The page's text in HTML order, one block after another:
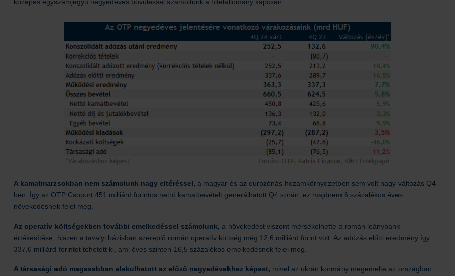
A kamatmarzsokban nem számolunk nagy eltéréssel, a magyar és az eurózónás hozamkörnyezetben sem volt nagy változás Q4-
ben. Így az OTP Csoport 451 milliárd forintos nettó kamatbevételt generálhatott Q4 során, ez majdnem 6 százalékos éves
növekedésnek felel meg.
Az operatív költségekben további emelkedéssel számolunk, a növekedést viszont mérsékelhette a román leánybank
értékesítése, hiszen a tavalyi bázisban szereplő román operatív költség még 12,6 milliárd forint volt. Az adózás előtti eredmény így
337,6 milliárd forintot tehetett ki, ami éves szinten 16,5 százalékos emelkedésnek felel meg.
A társasági adó magasabban alakulhatott az előző negyedévekhez képest, mivel az ukrán kormány megemelte az országban